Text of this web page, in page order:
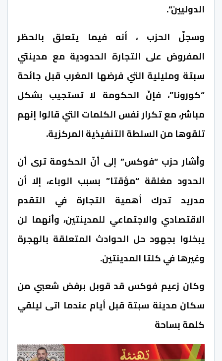
الدوليين”.
وسجلّ الحزب ، أنه فيما يتعلق بالحظر
المفروض على التجارة الحدودية مع مدينتي
سبتة ومليلية التي فرضها المغرب قبل جائحة
“كورونا”، فإنّ الحكومة لا تستجيب بشكل
مباشر، مع تكرار نفس الكلمات التي قالوا إنهم
تلقوها من السلطة التنفيذية المركزية.
وأشار حزب “فوكس” إلى أنّ الحكومة ترى أن
الحدود مغلقة “مؤقتا” بسبب الوباء، إلا أن
مدريد تدرك أهمية التجارة في التقدم
الاقتصادي والاجتماعي للمدينتين، وأنهما لن
يبخلوا بجهود حل الحوادث المتعلقة بالهجرة
وغيرها في كلتا المدينتين.
وكان زعيم فوكس قد قوبل برفض شعبي من
سكان مدينة سبتة قبل أيام عندما اتى ليلقي
كلمة بساحة